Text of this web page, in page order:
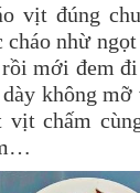
vịt đúng
cháo nhừ
rồi mới đem
không mỡ
chấm